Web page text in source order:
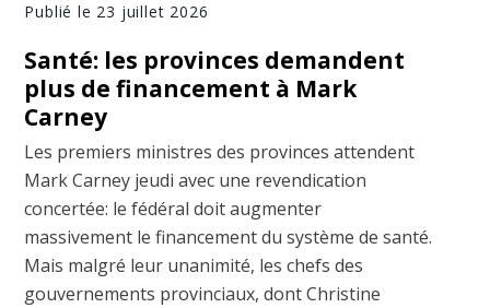
Publié le 23 juillet 2026
Santé: les provinces demandent
plus de financement à Mark
Carney
Les premiers ministres des provinces attendent
Mark Carney jeudi avec une revendication
concertée: le fédéral doit augmenter
massivement le financement du système de santé.
Mais malgré leur unanimité, les chefs des
gouvernements provinciaux, dont Christine